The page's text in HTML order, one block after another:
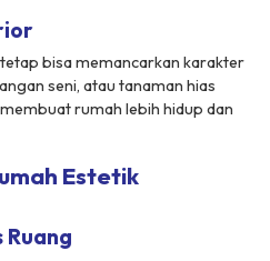
bisa memancarkan karakter
seni, atau tanaman hias
rumah lebih hidup dan
Estetik